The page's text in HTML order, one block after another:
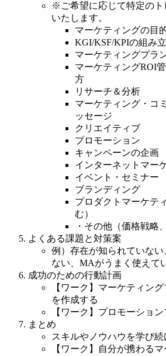
※ご希望に応じて特定のト
いたします。
マーケティングの目
KGI/KSF/KPIの組み
マーケティングプラ
マーケティングROI
方
リサーチ＆分析
マーケティング・コ
ッセージ
クリエイティブ
プロモーション
キャンペーンの企画
インターネットマー
イベント・セミナー
ブランディング
プロダクトマーケテ
む）
・その他（価格戦略
よくある課題と対策案
例）存在が知られていな
ない、MAがうまく使えて
成功のための行動計画
【ワーク】マーケティン
を作成する
【ワーク】プロモーショ
まとめ
スキルやノウハウを学び
【ワーク】自分が携わる